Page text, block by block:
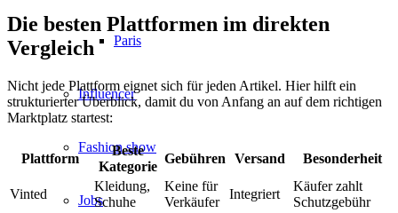
Paris
Influencer
Fashion show
Jobs
Die besten Plattformen im direkten
Vergleich
Nicht jede Plattform eignet sich für jeden Artikel. Hier hilft ein
strukturierter Überblick, damit du von Anfang an auf dem richtigen
Marktplatz startest:
Plattform
Beste
Kategorie
Gebühren Versand Besonderheit
Vinted
Kleidung,
Schuhe
Keine für
Verkäufer
Integriert
Käufer zahlt
Schutzgebühr